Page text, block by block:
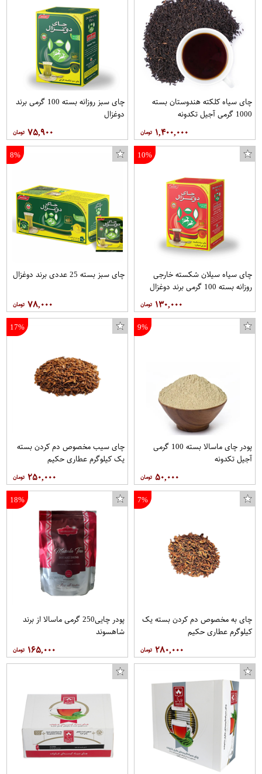
چای سیاه کلکته هندوستان بسته
1000 گرمی آجیل تکدونه
۱,۴۰۰,۰۰۰
چای سبز روزانه بسته 100 گرمی برند
دوغزال
۷۵,۹۰۰
10%
چای سیاه سیلان شکسته خارجی
روزانه بسته 100 گرمی برند دوغزال
۱۳۰,۰۰۰
8%
چای سبز بسته 25 عددی برند دوغزال
۷۸,۰۰۰
9%
پودر چای ماسالا بسته 100 گرمی
آجیل تکدونه
۵۰,۰۰۰
17%
چای سیب مخصوص دم کردن بسته
یک کیلوگرم عطاری حکیم
۲۵۰,۰۰۰
7%
چای به مخصوص دم کردن بسته یک
کیلوگرم عطاری حکیم
۲۸۰,۰۰۰
18%
پودر چایی250 گرمی ماسالا از برند
شاهسوند
۱۶۵,۰۰۰